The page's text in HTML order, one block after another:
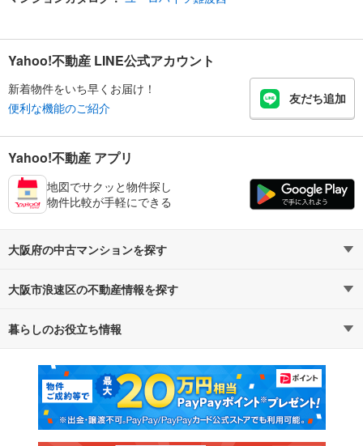
Yahoo!不動産 LINE公式アカウント
新着物件をいち早くお届け！
便利な機能のご紹介
友だち追加
Yahoo!不動産 アプリ
地図でサクッと物件探し
物件比較が手軽にできる
大阪府の中古マンションを探す
路線・駅から探す
通勤・通学時間から探す
大阪市浪速区の不動産情報を探す
不動産・住宅
新築マンション 中古マンション
新築一戸建て 中古一戸建て
暮らしのお役立ち情報
マンションカタログ 教えて！住まいの先生